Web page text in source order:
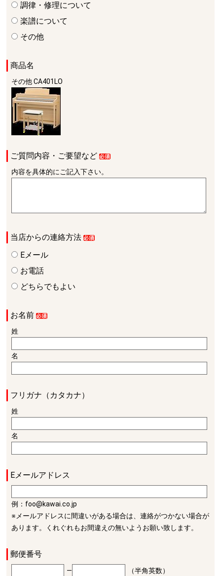
調律・修理について
楽譜について
その他
商品名
その他 CA401LO
ご質問内容・ご要望など
内容を具体的にご記入下さい。
当店からの連絡方法
Eメール
お電話
どちらでもよい
お名前
姓
名
フリガナ（カタカナ）
姓
名
Eメールアドレス
例：foo@kawai.co.jp
※メールアドレスに間違いがある場合は、連絡がつかない場合が
あります。くれぐれもお間違えの無いようお願い致します。
郵便番号
― （半角英数）